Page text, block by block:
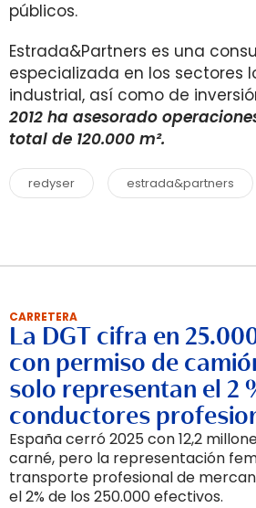
públicos.
Estrada&Partners es una
especializada en los sectores
industrial, así como de
2012 ha asesorado
total de 120.000 m².
redyser estrada&partners
CARRETERA
La DGT cifra en
con permiso de
solo representan el 2
conductores
España cerró 2025 con 12,2
carné, pero la representación
transporte profesional de
el 2% de los 250.000 efectivos.